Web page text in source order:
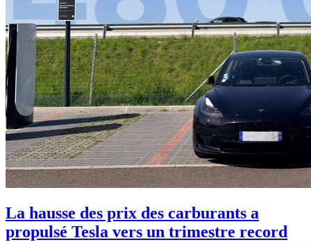
La hausse des prix des carburants a
propulsé Tesla vers un trimestre record